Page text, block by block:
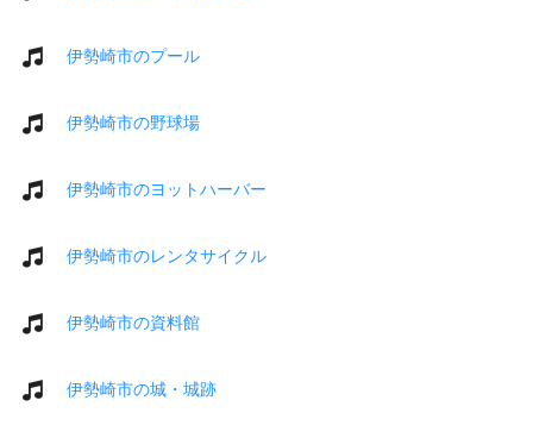
伊勢崎市のプール
伊勢崎市の野球場
伊勢崎市のヨットハーバー
伊勢崎市のレンタサイクル
伊勢崎市の資料館
伊勢崎市の城・城跡